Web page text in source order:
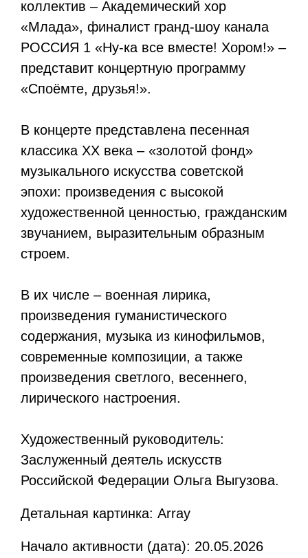
коллектив – Академический хор
«Млада», финалист гранд-шоу канала
РОССИЯ 1 «Ну-ка все вместе! Хором!» –
представит концертную программу
«Споёмте, друзья!».
В концерте представлена песенная
классика XX века – «золотой фонд»
музыкального искусства советской
эпохи: произведения с высокой
художественной ценностью, гражданским
звучанием, выразительным образным
строем.
В их числе – военная лирика,
произведения гуманистического
содержания, музыка из кинофильмов,
современные композиции, а также
произведения светлого, весеннего,
лирического настроения.
Художественный руководитель:
Заслуженный деятель искусств
Российской Федерации Ольга Выгузова.
Детальная картинка: Array
Начало активности (дата): 20.05.2026